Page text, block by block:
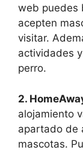
web puedes
acepten
visitar.
actividades
perro.
2.
alojamiento
apartado de
mascotas.